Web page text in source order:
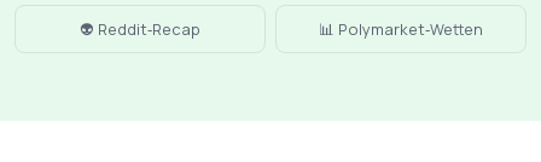
👽 Reddit‑Recap 📊 Polymarket‑Wetten